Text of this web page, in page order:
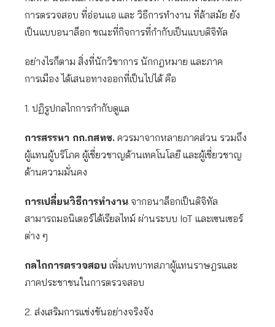
การตรวจสอบ ที่อ่อนแอ และ วิธีการทำงาน ที่ล้าสมัย ยัง
เป็นแบบอนาล็อก ขณะที่กิจการที่กำกับเป็นแบบดิจิทัล
อย่างไรก็ตาม สิ่งที่นักวิชาการ นักกฎหมาย และภาค
การเมือง ได้เสนอทางออกที่เป็นไปได้ คือ
1. ปฏิรูปกลไกการกำกับดูแล
การสรรหา กก.กสทช. ควรมาจากหลายภาคส่วน รวมถึง
ผู้แทนผู้บริโภค ผู้เชี่ยวชาญด้านเทคโนโลยี และผู้เชี่ยวชาญ
ด้านความมั่นคง
การเปลี่ยนวิธีการทำงาน จากอนาล็อกเป็นดิจิทัล
สามารถมอนิเตอร์ได้เรียลไทม์ ผ่านระบบ IoT และเซนเซอร์
ต่าง ๆ
กลไกการตรวจสอบ เพิ่มบทบาทสภาผู้แทนราษฎรและ
ภาคประชาชนในการตรวจสอบ
2. ส่งเสริมการแข่งขันอย่างจริงจัง